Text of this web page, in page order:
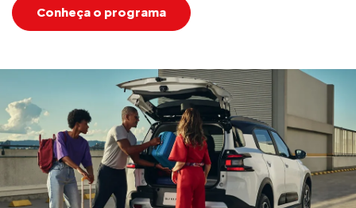
Conheça o programa